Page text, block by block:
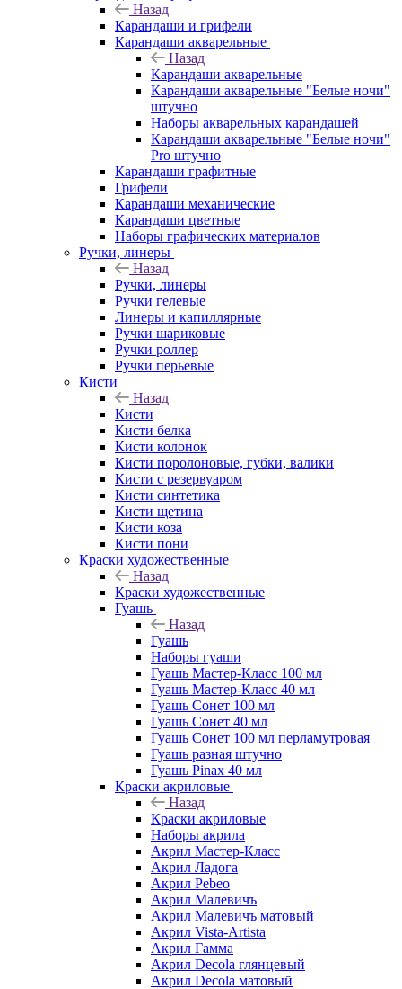
Назад
Карандаши и грифели
Карандаши акварельные
Назад
Карандаши акварельные
Карандаши акварельные "Белые ночи"
штучно
Наборы акварельных карандашей
Карандаши акварельные "Белые ночи"
Pro штучно
Карандаши графитные
Грифели
Карандаши механические
Карандаши цветные
Наборы графических материалов
Ручки, линеры
Назад
Ручки, линеры
Ручки гелевые
Линеры и капиллярные
Ручки шариковые
Ручки роллер
Ручки перьевые
Кисти
Назад
Кисти
Кисти белка
Кисти колонок
Кисти поролоновые, губки, валики
Кисти с резервуаром
Кисти синтетика
Кисти щетина
Кисти коза
Кисти пони
Краски художественные
Назад
Краски художественные
Гуашь
Назад
Гуашь
Наборы гуаши
Гуашь Мастер-Класс 100 мл
Гуашь Мастер-Класс 40 мл
Гуашь Сонет 100 мл
Гуашь Сонет 40 мл
Гуашь Сонет 100 мл перламутровая
Гуашь разная штучно
Гуашь Pinax 40 мл
Краски акриловые
Назад
Краски акриловые
Наборы акрила
Акрил Мастер-Класс
Акрил Ладога
Акрил Pebeo
Акрил Малевичъ
Акрил Малевичъ матовый
Акрил Vista-Artista
Акрил Гамма
Акрил Decola глянцевый
Акрил Decola матовый